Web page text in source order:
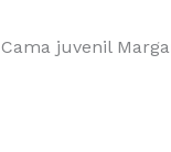
Cama juvenil